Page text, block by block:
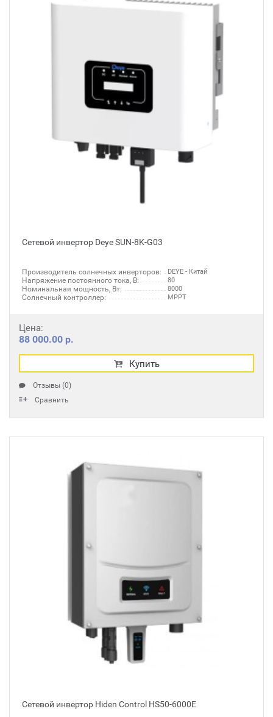
Сетевой инвертор Deye SUN-8K-G03
Производитель солнечных инверторов: DEYE - Китай
Напряжение постоянного тока, В: 80
Номинальная мощность, Вт: 8000
Солнечный контроллер: MPPT
Цена:
88 000.00 р.
Купить
Отзывы (0)
Сравнить
Сетевой инвертор Hiden Control HS50-6000E